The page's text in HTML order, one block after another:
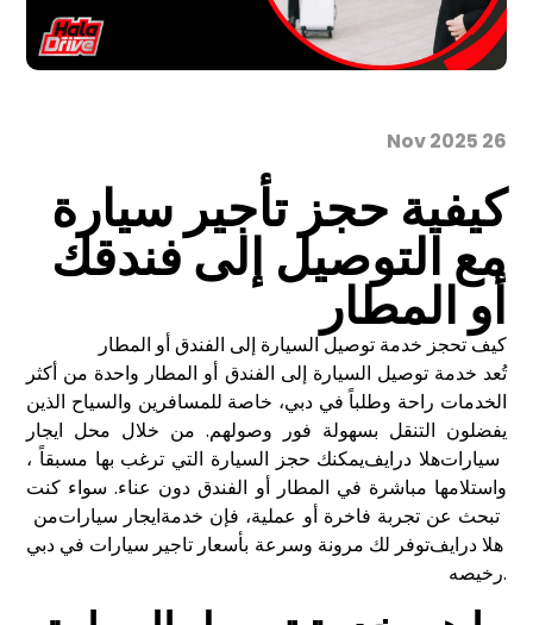
26 Nov 2025
كيفية حجز تأجير سيارة
مع التوصيل إلى فندقك
أو المطار
كيف تحجز خدمة توصيل السيارة إلى الفندق أو المطار
تُعد خدمة توصيل السيارة إلى الفندق أو المطار واحدة من أكثر
الخدمات راحة وطلباً في دبي، خاصة للمسافرين والسياح الذين
يفضلون التنقل بسهولة فور وصولهم. من خلال محل ايجار
هلا درايف
، يمكنك حجز السيارة التي ترغب بها مسبقاً
واستلامها مباشرة في المطار أو الفندق دون عناء. سواء كنت
ايجار سياراتمن
هلا درايفتوفر لك مرونة وسرعة بأسعار تاجير سيارات في دبي
رخيصه.